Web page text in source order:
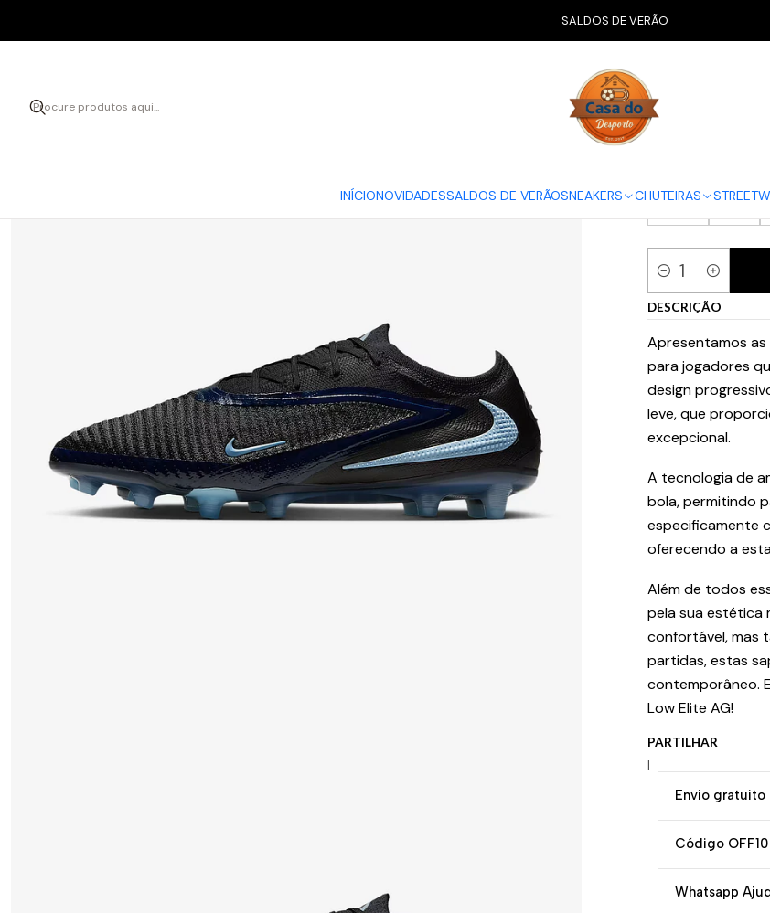
INÍCIONOVIDADESSALDOS DE VERÃOSNEAKERS CHUTEIRAS
SALDOS DE VERÃO
Chuteiras Relva Sintética | AG
Nike
Quantidade
DESCRIÇÃO
Apresentamos as
para jogadores
design
leve, que
excepcional.
A tecnologia de
bola, permitindo
especificamente
oferecendo a
Além de todos
pela sua estética
confortável, mas
partidas, estas
contemporâneo.
Low Elite AG!
PARTILHAR
|
Envio gratuito
Código
Whatsapp